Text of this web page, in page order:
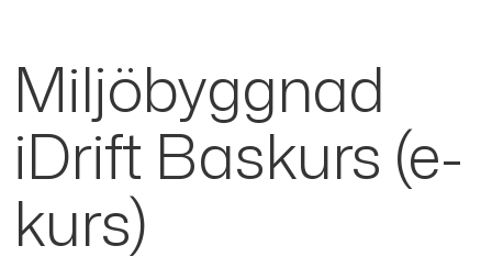
Miljöbyggnad
iDrift Baskurs (e-
kurs)